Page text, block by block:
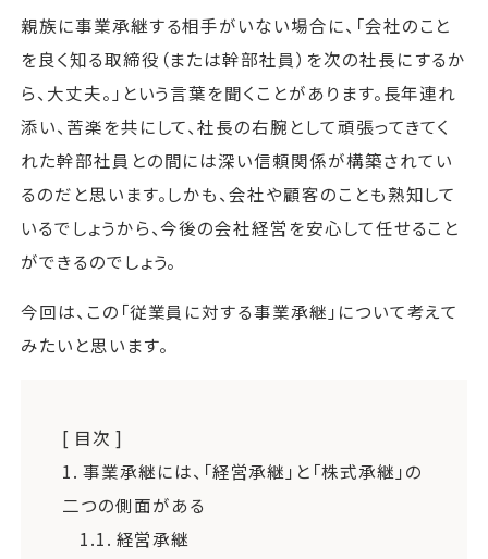
関連書籍
メールマガジン登録
よくある質問
親族に事業承継する相手がいない場合に、「会社のこと
を良く知る取締役（または幹部社員）を次の社長にするか
ら、大丈夫。」という言葉を聞くことがあります。長年連れ
添い、苦楽を共にして、社長の右腕として頑張ってきてく
れた幹部社員との間には深い信頼関係が構築されてい
るのだと思います。しかも、会社や顧客のことも熟知して
いるでしょうから、今後の会社経営を安心して任せること
ができるのでしょう。
今回は、この「従業員に対する事業承継」について考えて
みたいと思います。
[ 目次 ]
1. 事業承継には、「経営承継」と「株式承継」の
二つの側面がある
1.1. 経営承継